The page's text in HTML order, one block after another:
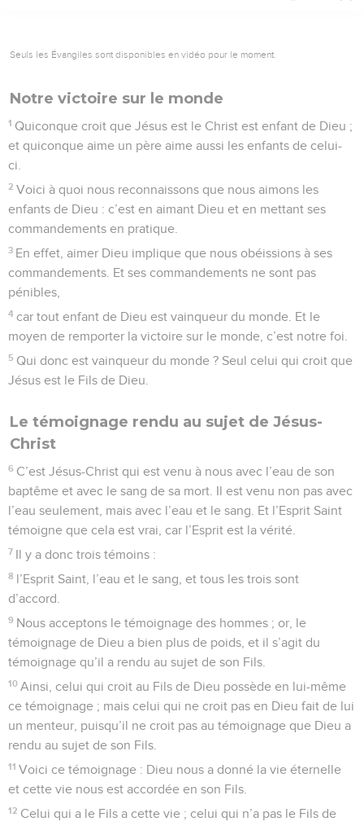
Seuls les Évangiles sont disponibles en vidéo pour le moment.
Notre victoire sur le monde
1 Quiconque croit que Jésus est le Christ est enfant de Dieu ;
et quiconque aime un père aime aussi les enfants de celui-
ci.
2 Voici à quoi nous reconnaissons que nous aimons les
enfants de Dieu : c’est en aimant Dieu et en mettant ses
commandements en pratique.
3 En effet, aimer Dieu implique que nous obéissions à ses
commandements. Et ses commandements ne sont pas
pénibles,
4 car tout enfant de Dieu est vainqueur du monde. Et le
moyen de remporter la victoire sur le monde, c’est notre foi.
5 Qui donc est vainqueur du monde ? Seul celui qui croit que
Jésus est le Fils de Dieu.
Le témoignage rendu au sujet de Jésus-
Christ
6 C’est Jésus-Christ qui est venu à nous avec l’eau de son
baptême et avec le sang de sa mort. Il est venu non pas avec
l’eau seulement, mais avec l’eau et le sang. Et l’Esprit Saint
témoigne que cela est vrai, car l’Esprit est la vérité.
7 Il y a donc trois témoins :
8 l’Esprit Saint, l’eau et le sang, et tous les trois sont
d’accord.
9 Nous acceptons le témoignage des hommes ; or, le
témoignage de Dieu a bien plus de poids, et il s’agit du
témoignage qu’il a rendu au sujet de son Fils.
10 Ainsi, celui qui croit au Fils de Dieu possède en lui-même
ce témoignage ; mais celui qui ne croit pas en Dieu fait de lui
un menteur, puisqu’il ne croit pas au témoignage que Dieu a
rendu au sujet de son Fils.
11 Voici ce témoignage : Dieu nous a donné la vie éternelle
et cette vie nous est accordée en son Fils.
12 Celui qui a le Fils a cette vie ; celui qui n’a pas le Fils de